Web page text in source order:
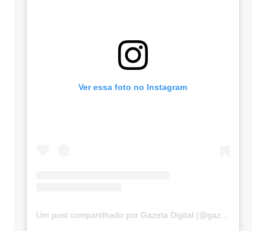
Ver essa foto no Instagram
Um post compartilhado por Gazeta Digital (@gazetadigital)